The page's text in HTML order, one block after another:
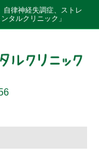
自律神経失調症、ストレ
タルクリニック」